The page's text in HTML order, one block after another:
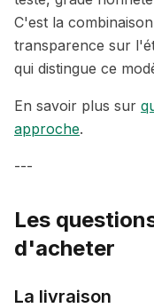
C'est la
transparence sur
qui distingue ce
En savoir plus sur
approche.
---
Les
d'acheter
La livraison